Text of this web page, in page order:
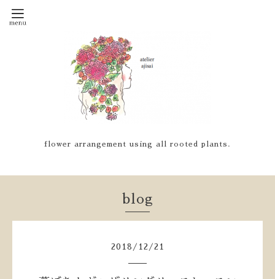
flower arrangement using all rooted plants.
blog
2018 / 12 /21